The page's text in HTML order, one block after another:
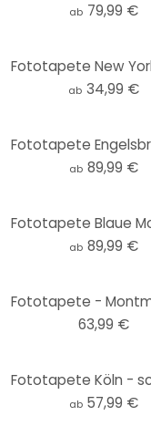
ab 79,99 €
ab 34,99 €
ab 89,99 €
ab 89,99 €
63,99 €
ab 57,99 €